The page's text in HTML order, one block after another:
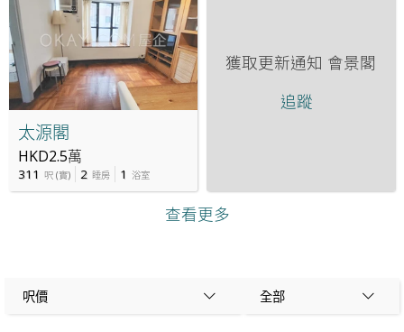
太源閣
HKD2.5萬
311 呎 (實) 2 睡房 1 浴室
獲取更新通知 會景閣
追蹤
查看更多
呎價 全部